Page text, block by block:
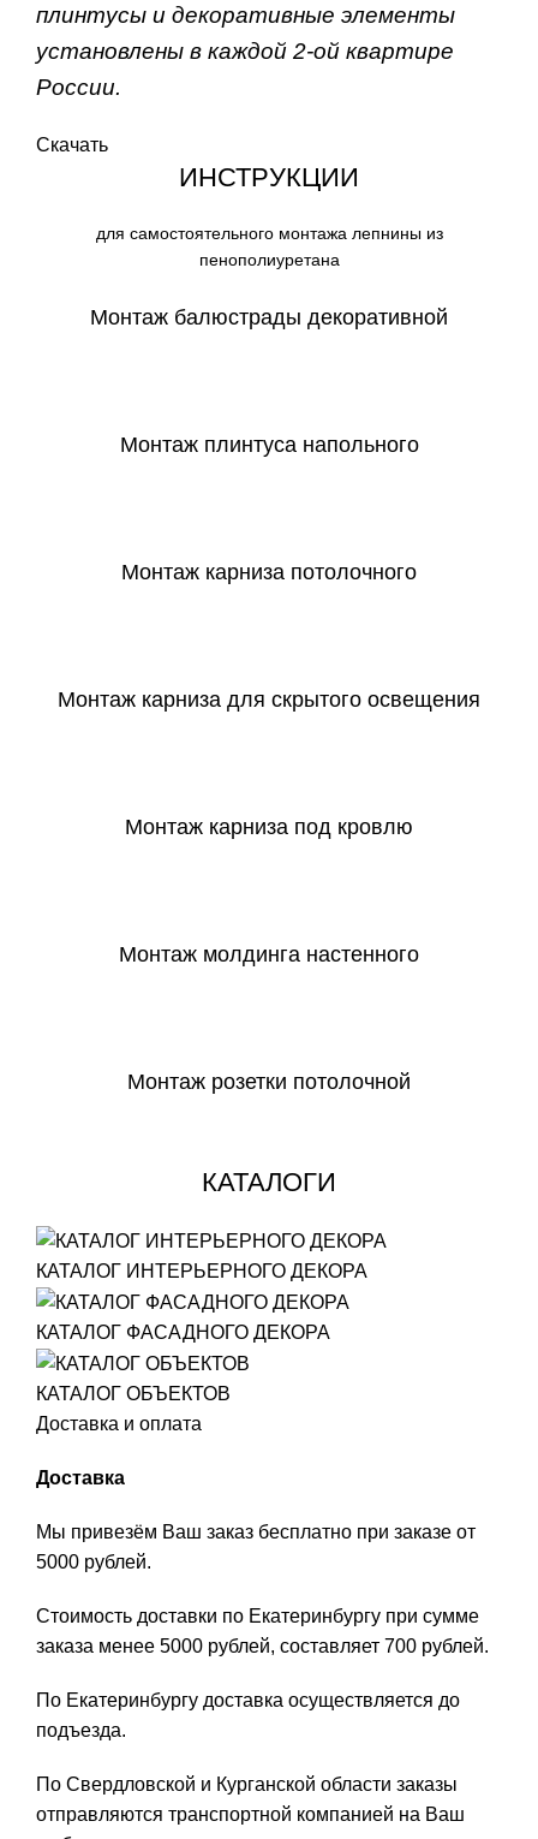
плинтусы и декоративные элементы
установлены в каждой 2-ой квартире
России.
Скачать
ИНСТРУКЦИИ
для самостоятельного монтажа лепнины из
пенополиуретана
Монтаж балюстрады декоративной
Монтаж плинтуса напольного
Монтаж карниза потолочного
Монтаж карниза для скрытого освещения
Монтаж карниза под кровлю
Монтаж молдинга настенного
Монтаж розетки потолочной
КАТАЛОГИ
КАТАЛОГ ИНТЕРЬЕРНОГО ДЕКОРА
КАТАЛОГ ФАСАДНОГО ДЕКОРА
КАТАЛОГ ОБЪЕКТОВ
Доставка и оплата
Доставка
Мы привезём Ваш заказ бесплатно при заказе от
5000 рублей.
Стоимость доставки по Екатеринбургу при сумме
заказа менее 5000 рублей, составляет 700 рублей.
По Екатеринбургу доставка осуществляется до
подъезда.
По Свердловской и Курганской области заказы
отправляются транспортной компанией на Ваш